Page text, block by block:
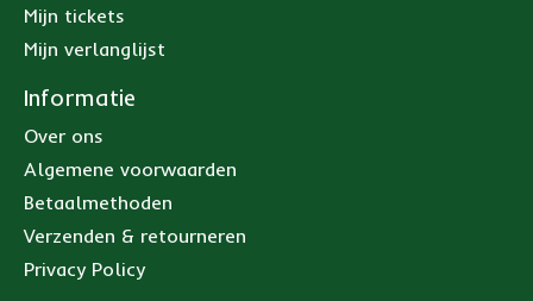
Mijn tickets
Mijn verlanglijst
Informatie
Over ons
Algemene voorwaarden
Betaalmethoden
Verzenden & retourneren
Privacy Policy